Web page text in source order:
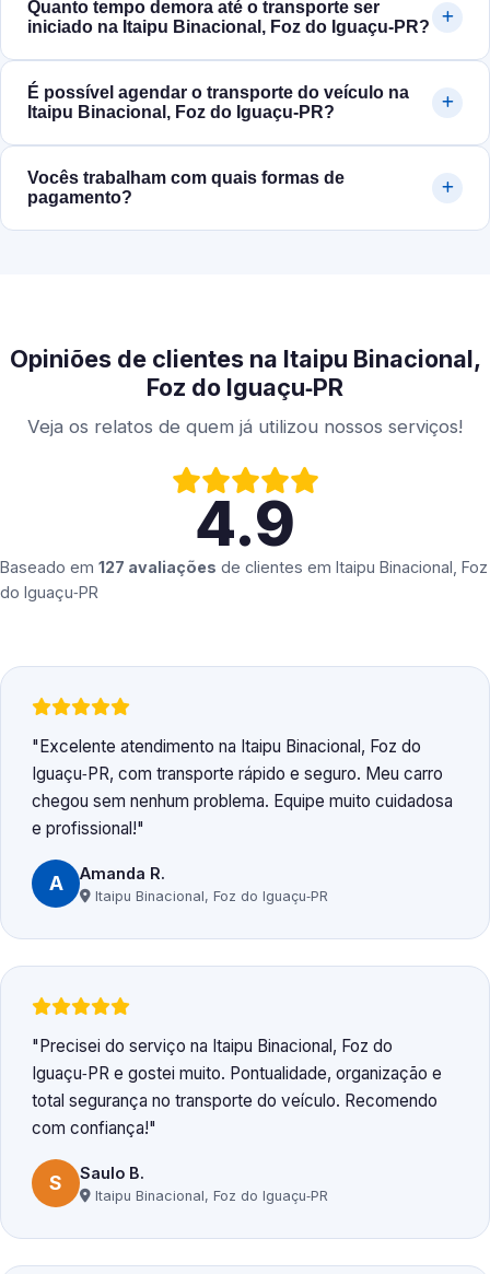
Quanto tempo demora até o transporte ser
iniciado na Itaipu Binacional, Foz do Iguaçu‑PR?
É possível agendar o transporte do veículo na
Itaipu Binacional, Foz do Iguaçu‑PR?
Vocês trabalham com quais formas de
pagamento?
Opiniões de clientes na Itaipu Binacional,
Foz do Iguaçu‑PR
Veja os relatos de quem já utilizou nossos serviços!
4.9
Baseado em 127 avaliações de clientes em Itaipu Binacional, Foz
do Iguaçu‑PR
Excelente atendimento na Itaipu Binacional, Foz do
Iguaçu‑PR, com transporte rápido e seguro. Meu carro
chegou sem nenhum problema. Equipe muito cuidadosa
e profissional!
A Amanda R.
Itaipu Binacional, Foz do Iguaçu‑PR
Precisei do serviço na Itaipu Binacional, Foz do
Iguaçu‑PR e gostei muito. Pontualidade, organização e
total segurança no transporte do veículo. Recomendo
com confiança!
S Saulo B.
Itaipu Binacional, Foz do Iguaçu‑PR